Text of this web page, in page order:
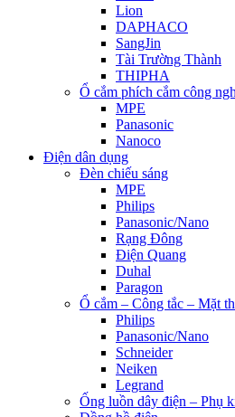
Lion
DAPHACO
SangJin
Tài Trường Thành
THIPHA
Ổ cắm phích cắm công
MPE
Panasonic
Nanoco
Điện dân dụng
Đèn chiếu sáng
MPE
Philips
Panasonic/Nano
Rạng Đông
Điện Quang
Duhal
Paragon
Ổ cắm – Công tắc – Mặt
Philips
Panasonic/Nano
Schneider
Neiken
Legrand
Ống luồn dây điện – Phụ